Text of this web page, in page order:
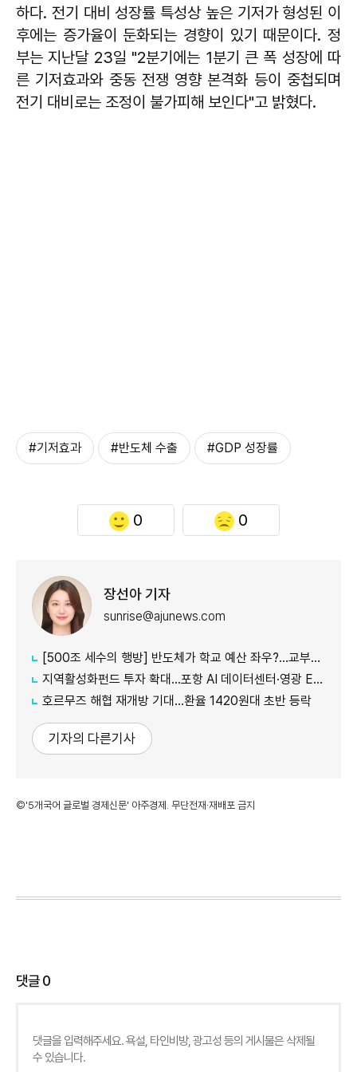
하다. 전기 대비 성장률 특성상 높은 기저가 형성된 이
후에는 증가율이 둔화되는 경향이 있기 때문이다. 정
부는 지난달 23일 "2분기에는 1분기 큰 폭 성장에 따
른 기저효과와 중동 전쟁 영향 본격화 등이 중첩되며
전기 대비로는 조정이 불가피해 보인다"고 밝혔다.
#기저효과 #반도체 수출 #GDP 성장률
0 0
장선아 기자
sunrise@ajunews.com
[500조 세수의 행방] 반도체가 학교 예산 좌우?…교부금 100조 이면에 '세수 롤러코스터'
지역활성화펀드 투자 확대…포항 AI 데이터센터·영광 ESS 선정
호르무즈 해협 재개방 기대…환율 1420원대 초반 등락
기자의 다른기사
©'5개국어 글로벌 경제신문' 아주경제. 무단전재·재배포 금지
댓글0